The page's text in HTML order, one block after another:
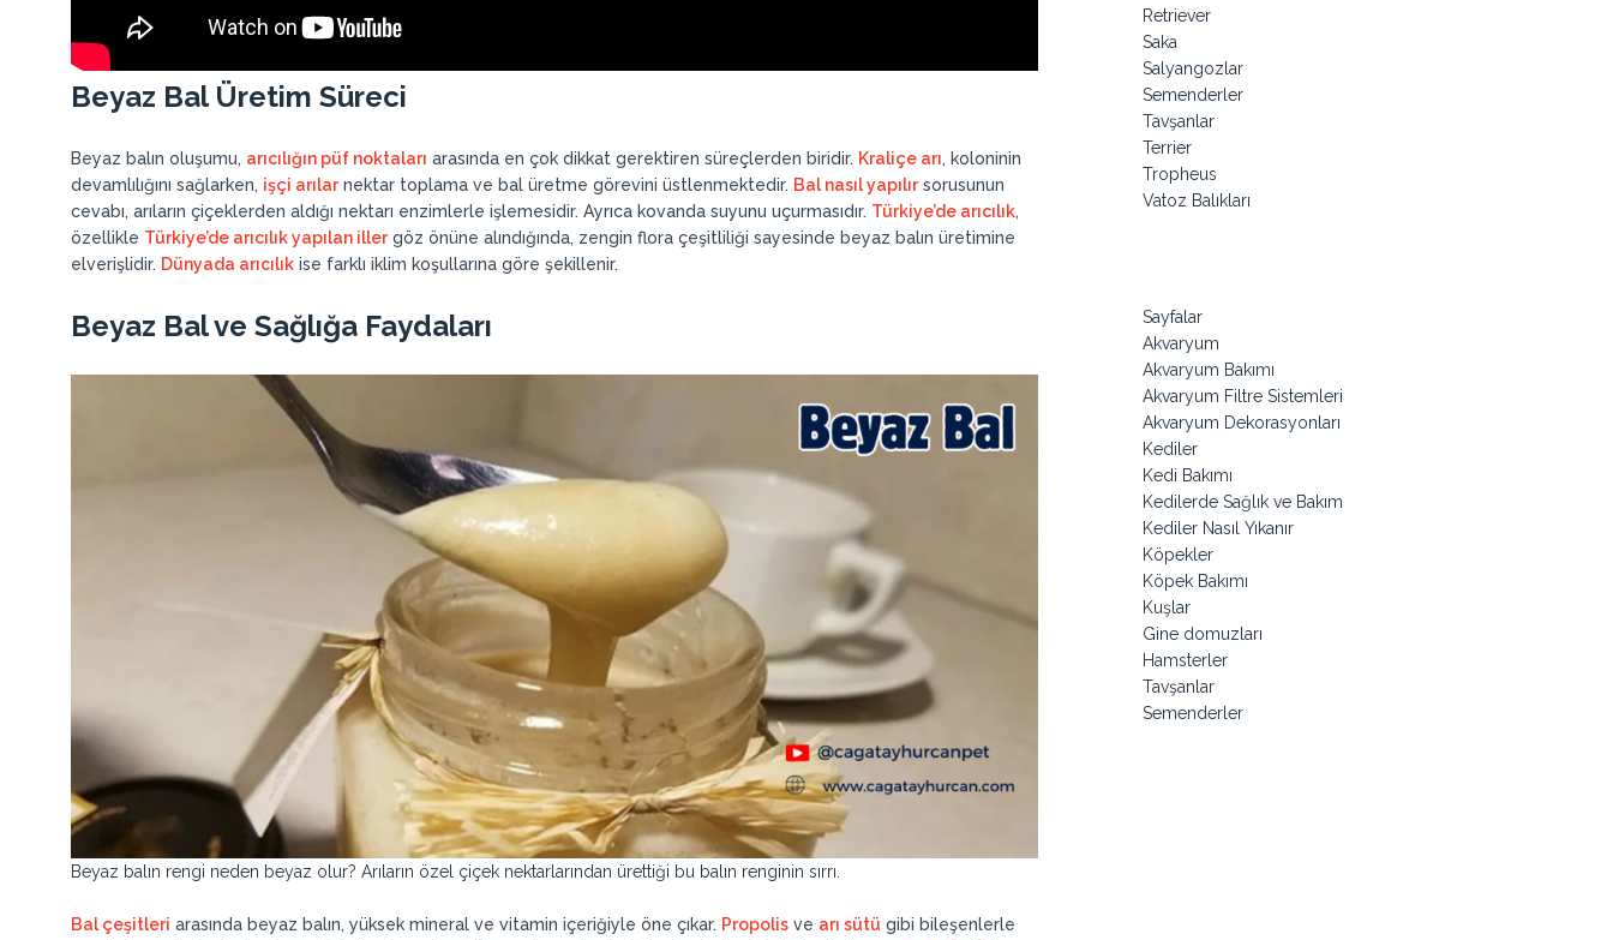
Beyaz Bal Üretim Süreci
Beyaz balın oluşumu, arıcılığın püf noktaları arasında en çok dikkat gerektiren süreçlerden biridir. Kraliçe arı, koloninin
devamlılığını sağlarken, işçi arılarnektar toplama ve bal üretme görevini üstlenmektedir. Bal nasıl yapılırsorusunun
cevabı, arıların çiçeklerden aldığı nektarı enzimlerle işlemesidir. Ayrıca kovanda suyunu uçurmasıdır. Türkiye’de arıcılık,
özellikle Türkiye’de arıcılık yapılan illergöz önüne alındığında, zengin flora çeşitliliği sayesinde beyaz balın üretimine
elverişlidir. Dünyada arıcılıkise farklı iklim koşullarına göre şekillenir.
Beyaz Bal ve Sağlığa Faydaları
Beyaz balın rengi neden beyaz olur? Arıların özel çiçek nektarlarından ürettiği bu balın renginin sırrı.
Bal çeşitleri arasında beyaz balın, yüksek mineral ve vitamin içeriğiyle öne çıkar. Propolisve arı sütü gibi bileşenlerle
Retriever
Saka
Salyangozlar
Semenderler
Tavşanlar
Terrier
Tropheus
Vatoz Balıkları
Sayfalar
Akvaryum
Akvaryum Bakımı
Akvaryum Filtre Sistemleri
Akvaryum Dekorasyonları
Kediler
Kedi Bakımı
Kedilerde Sağlık ve Bakım
Kediler Nasıl Yıkanır
Köpekler
Köpek Bakımı
Kuşlar
Gine domuzları
Hamsterler
Tavşanlar
Semenderler